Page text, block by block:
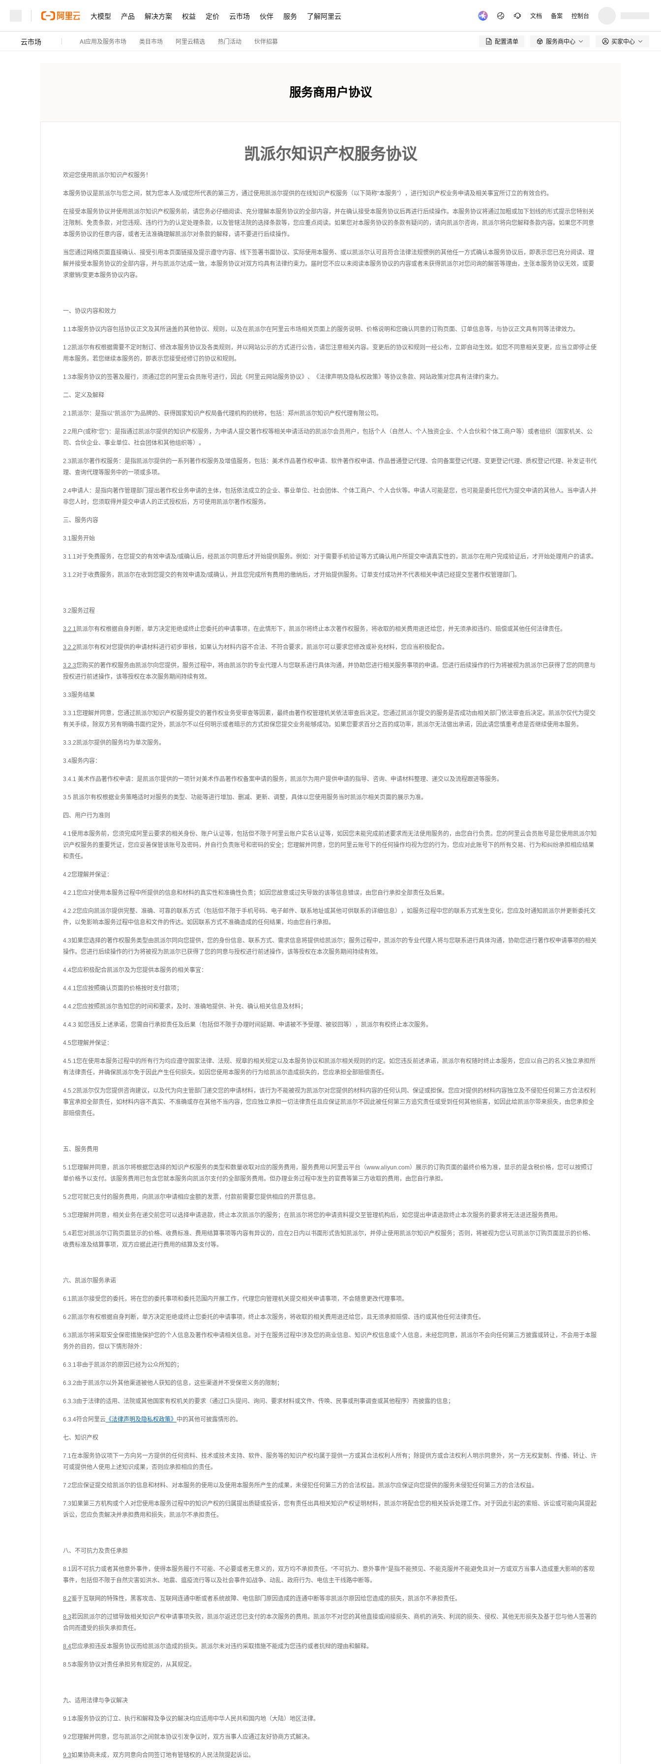
大模型 产品 解决方案 权益 定价 云市场 伙伴 服务 了解阿里云 文档 备案 控制台
云市场 AI应用及服务市场 类目市场 阿里云精选 热门活动 伙伴招募 配置清单  服务商中心 买家中心
服务商用户协议
凯派尔知识产权服务协议
欢迎您使用凯派尔知识产权服务！
本服务协议是凯派尔与您之间，就为您本人及/或您所代表的第三方，通过使用凯派尔提供的在线知识产权服务（以下简称“本服务”），进行知识产权业务申请及相关事宜所订立的有效合约。
在接受本服务协议并使用凯派尔知识产权服务前，请您务必仔细阅读、充分理解本服务协议的全部内容，并在确认接受本服务协议后再进行后续操作。本服务协议将通过加粗或加下划线的形式提示您特别关
注限制、免责条款，对您违规、违约行为的认定处理条款，以及管辖法院的选择条款等，您应重点阅读。如果您对本服务协议的条款有疑问的，请向凯派尔咨询，凯派尔将向您解释条款内容。如果您不同意
本服务协议的任意内容，或者无法准确理解凯派尔对条款的解释，请不要进行后续操作。
当您通过网络页面直接确认、接受引用本页面链接及提示遵守内容、线下签署书面协议、实际使用本服务、或以凯派尔认可且符合法律法规惯例的其他任一方式确认本服务协议后，即表示您已充分阅读、理
解并接受本服务协议的全部内容，并与凯派尔达成一致，本服务协议对双方均具有法律约束力。届时您不应以未阅读本服务协议的内容或者未获得凯派尔对您问询的解答等理由，主张本服务协议无效，或要
求撤销/变更本服务协议内容。
一、协议内容和效力
1.1本服务协议内容包括协议正文及其所涵盖的其他协议、规则，以及在凯派尔在阿里云市场相关页面上的服务说明、价格说明和您确认同意的订购页面、订单信息等，与协议正文具有同等法律效力。
1.2凯派尔有权根据需要不定时制订、修改本服务协议及各类规则，并以网站公示的方式进行公告， 请您注意相关内容。变更后的协议和规则一经公布，立即自动生效。如您不同意相关变更，应当立即停止使
用本服务。若您继续本服务的，即表示您接受经修订的协议和规则。
1.3本服务协议的签署及履行，须通过您的阿里云会员账号进行，因此《阿里云网站服务协议》、《法律声明及隐私权政策》等协议条款、网站政策对您具有法律约束力。
二、定义及解释
2.1凯派尔：是指以“凯派尔”为品牌的、获得国家知识产权局备代理机构的统称，包括：郑州凯派尔知识产权代理有限公司。
2.2用户(或称“您”)：是指通过凯派尔提供的知识产权服务，为申请人提交著作权等相关申请活动的凯派尔会员用户，包括个人（自然人、个人独资企业、个人合伙和个体工商户等）或者组织（国家机关、公
司、合伙企业、事业单位、社会团体和其他组织等）。
2.3凯派尔著作权服务：是指凯派尔提供的一系列 著作权服务及增值服务，包括： 美术作品著作权申请、 软件著作权申请、 作品普通登记代理、合同备案登记代理、变更登记代理、质权登记代理、补发证书代
理、查询代理等服务中的一项或多项。
2.4申请人：是指向著作管理部门 提出著作权业务申请的主体，包括依法成立的企业、事业单位、社会团体、个体工商户、个人合伙等。申请人可能是您，也可能是委托您代为提交申请的其他人。当申请人并
非您人时，您须取得并提交申请人的正式授权后，方可使用凯派尔著作权服务。
三、服务内容
3.1服务开始
3.1.1对于免费服务，在您提交的有效申请及/或确认后，经凯派尔同意后才开始提供服务。例如：对于需要手机验证等方式确认用户所提交申请真实性的，凯派尔在用户完成验证后，才开始处理用户的请求。
3.1.2对于收费服务，凯派尔在收到您提交的有效申请及/或确认，并且您完成所有费用的缴纳后，才开始提供服务。订单支付成功并不代表相关申请已经提交至著作权管理部门。
3.2服务过程
3.2.1凯派尔有权根据自身判断，单方决定拒绝或终止您委托的申请事项，在此情形下，凯派尔将终止本次著作权服务，将收取的相关费用退还给您，并无须承担违约、赔偿或其他任何法律责任。
3.2.2凯派尔有权对您提供的申请材料进行初步审核，如果认为材料内容不合法、不符合要求，凯派尔可以要求您修改或补充材料，您应当积极配合。
3.2.3您购买的著作权服务由凯派尔向您提供，服务过程中，将由凯派尔的专业代理人与您联系进行具体沟通，并协助您进行相关服务事项的申请。您进行后续操作的行为将被视为凯派尔已获得了您的同意与
授权进行前述操作，该等授权在本次服务期间持续有效。
3.3服务结果
3.3.1您理解并同意，您通过凯派尔知识产权服务提交的著作权业务受审查等因素，最终由著作权管理机关依法审查后决定。您通过凯派尔提交的服务是否成功由相关部门 依法审查后决定。凯派尔仅代为提交
有关手续，除双方另有明确书面约定外，凯派尔不以任何明示或者暗示的方式担保您提交业务能够成功。如果您要求百分之百的成功率，凯派尔无法做出承诺，因此请您慎重考虑是否继续使用本服务。
3.3.2凯派尔提供的服务均为单次服务。
3.4服务内容：
3.4.1 美术作品著作权申请：是凯派尔提供的一项针对美术作品著作权备案申请的服务，凯派尔为用户提供申请的指导、咨询、申请材料整理、递交以及流程跟进等服务。
3.5 凯派尔有权根据业务策略适时对服务的类型、功能等进行增加、删减、更新、调整，具体以您使用服务当时凯派尔相关页面的展示为准。
四、用户行为准则
4.1使用本服务前，您须完成阿里云要求的相关身份、账户认证等，包括但不限于阿里云账户实名认证等，如因您未能完成前述要求而无法使用服务的，由您自行负责。您的阿里云会员账号是您使用凯派尔知
识产权服务的重要凭证，您应妥善保管该账号及密码，并自行负责账号和密码的安全；您理解并同意，您的阿里云账号下的任何操作均视为您的行为，您应对此账号下的所有交易、行为和纠纷承担相应结果
和责任。
4.2您理解并保证：
4.2.1您应对使用本服务过程中所提供的信息和材料的真实性和准确性负责；如因您故意或过失导致的该等信息错误，由您自行承担全部责任及后果。
4.2.2您应向凯派尔提供完整、准确、可靠的联系方式（包括但不限于手机号码、电子邮件、联系地址或其他可供联系的详细信息），如服务过程中您的联系方式发生变化，您应及时通知凯派尔并更新委托文
件，以免影响本服务过程中信息和文件的传达。如因联系方式不准确造成的任何结果，均由您自行承担。
4.3如果您选择的著作权服务类型由凯派尔同向您提供，您的身份信息、联系方式、需求信息将提供给凯派尔；服务过程中，凯派尔的专业代理人将与您联系进行具体沟通，协助您进行著作权申请事项的相关
操作。您进行后续操作的行为将被视为凯派尔已获得了您的同意与授权进行前述操作，该等授权在本次服务期间持续有效。
4.4您应积极配合凯派尔及为您提供本服务的相关事宜：
4.4.1您应按照确认页面的价格按时支付款项；
4.4.2您应按照凯派尔告知您的时间和要求，及时、准确地提供、补充、确认相关信息及材料；
4.4.3 如您违反上述承诺，您需自行承担责任及后果（包括但不限于办理时间延期、申请被不予受理、被驳回等），凯派尔有权终止本次服务。
4.5您理解并保证：
4.5.1您在使用本服务过程中的所有行为均应遵守国家法律、法规、规章的相关规定以及本服务协议和凯派尔相关规则的约定。如您违反前述承诺，凯派尔有权随时终止本服务，您应以自己的名义独立承担所
有法律责任，并确保凯派尔免于因此产生任何损失。如因您使用本服务的行为给凯派尔造成损失的，您应承担全部赔偿责任。
4.5.2凯派尔仅为您提供咨询建议，以及代为向主管部门递交您的申请材料，该行为不能被视为凯派尔对您提供的材料内容的任何认同、保证或担保。您应对提供的材料内容独立及不侵犯任何第三方合法权利
事宜承担全部责任，如材料内容不真实、不准确或存在其他不当内容，您应独立承担一切法律责任且应保证凯派尔不因此被任何第三方追究责任或受到任何其他损害，如因此给凯派尔带来损失，由您承担全
部赔偿责任。
五、服务费用
5.1您理解并同意，凯派尔将根据您选择的知识产权服务的类型和数量收取对应的服务费用，服务费用以阿里云平台（www.aliyun.com）展示的订购页面的最终价格为准，显示的是含税价格，您可以按照订
单价格予以支付。该服务费用已包含您就本服务向凯派尔支付的全部服务费用。但办理业务过程中发生的官费等第三方收取的费用，由您自行承担。
5.2您可就已支付的服务费用，向凯派尔申请相应金额的发票，付款前需要您提供相应的开票信息。
5.3您理解并同意， 相关业务在递交前您可以选择申请退款，终止本次凯派尔的服务；在凯派尔将您的申请资料提交至管理机构后，如您提出申请退款终止本次服务的要求将无法退还服务费用。
5.4若您对凯派尔订购页面显示的价格、收费标准、费用结算事项等内容有异议的，应在2日内以书面形式告知凯派尔，并停止使用凯派尔知识产权服务；否则，将被视为您认可凯派尔订购页面显示的价格、
收费标准及结算事项，双方应据此进行费用的结算及支付等。
六、凯派尔服务承诺
6.1凯派尔接受您的委托，将在您的委托事项和委托范围内开展工作，代理您向管理机关提交相关申请事项，不会随意更改代理事项。
6.2凯派尔有权根据自身判断，单方决定拒绝或终止您委托的申请事项，终止本次服务，将收取的相关费用退还给您，且无须承担赔偿、违约或其他任何法律责任。
6.3凯派尔将采取安全保密措施保护您的个人信息及著作权申请相关信息。对于在服务过程中涉及您的商业信息、知识产权信息或个人信息，未经您同意，凯派尔不会向任何第三方披露或转让，不会用于本服
务外的目的，但以下情形除外：
6.3.1非由于凯派尔的原因已经为公众所知的；
6.3.2由于凯派尔以外其他渠道被他人获知的信息，这些渠道并不受保密义务的限制；
6.3.3由于法律的适用、法院或其他国家有权机关的要求（通过口头提问、询问、要求材料或文件、传唤、民事或刑事调查或其他程序）而披露的信息；
6.3.4符合阿里云 《法律声明及隐私权政策》 中的其他可披露情形的。
七、知识产权
7.1在本服务协议项下一方向另一方提供的任何资料、技术或技术支持、软件、服务等的知识产权均属于提供一方或其合法权利人所有；除提供方或合法权利人明示同意外，另一方无权复制、传播、转让、许
可或提供他人使用上述知识成果，否则应承担相应的责任。
7.2您应保证提交给凯派尔的信息和材料、对本服务的使用以及使用本服务所产生的成果，未侵犯任何第三方的合法权益。凯派尔应保证向您提供的服务未侵犯任何第三方的合法权益。
7.3如果第三方机构或个人对您使用本服务过程中的知识产权的归属提出质疑或投诉，您有责任出具相关知识产权证明材料， 凯派尔将配合您的相关投诉处理工作。对于因此引起的索赔、诉讼或可能向其提起
诉讼， 您应负责解决并承担费用和损失， 凯派尔不承担责任。
八、不可抗力及责任承担
8.1因不可抗力或者其他意外事件，使得本服务履行不可能、不必要或者无意义的， 双方均不承担责任。“不可抗力、意外事件”是指不能预见、不能克服并不能避免且对一方或双方当事人造成重大影响的客观
事件，包括但不限于自然灾害如洪水、地震、瘟疫流行等以及社会事件如战争、动乱、政府行为、电信主干线路中断等。
8.2鉴于互联网的特殊性，黑客攻击、互联网连通中断或者系统故障、电信部门原因造成的连通中断等非凯派尔原因给您造成的损失，凯派尔不承担责任。
8.3若因凯派尔的过错导致相关知识产权申请事项失败，凯派尔返还您已支付的本次服务的费用。凯派尔不对您的其他直接或间接损失、商机的消失、利润的损失、侵权、其他无形损失及基于您与他人签署的
合同而遭受的损失承担责任。
8.4您应承担违反本服务协议而给凯派尔造成的损失。凯派尔未对违约采取措施不能成为您违约或者抗辩的理由和解释。
8.5本服务协议对责任承担另有规定的，从其规定。
九、适用法律与争议解决
9.1本服务协议的订立、执行和解释及争议的解决均应适用中华人民共和国内地（大陆）地区法律。
9.2您理解并同意，您与凯派尔之间就本协议引发争议时，双方当事人应通过友好协商方式解决。
9.3如果协商未成，双方同意向合同签订地有管辖权的人民法院提起诉讼。